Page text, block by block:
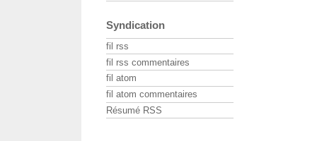
Syndication
fil rss
fil rss commentaires
fil atom
fil atom commentaires
Résumé RSS